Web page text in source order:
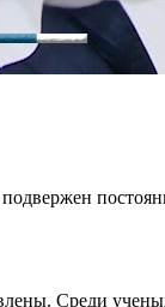
подвержен
Среди